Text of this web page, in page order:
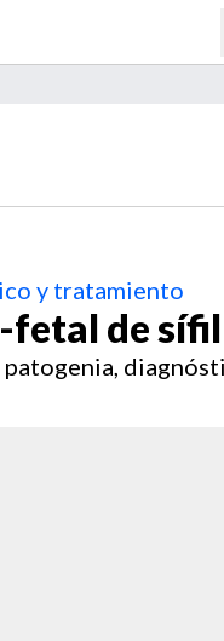
y tratamiento
de